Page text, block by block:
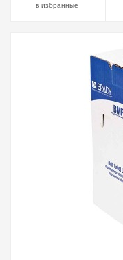
в избранные